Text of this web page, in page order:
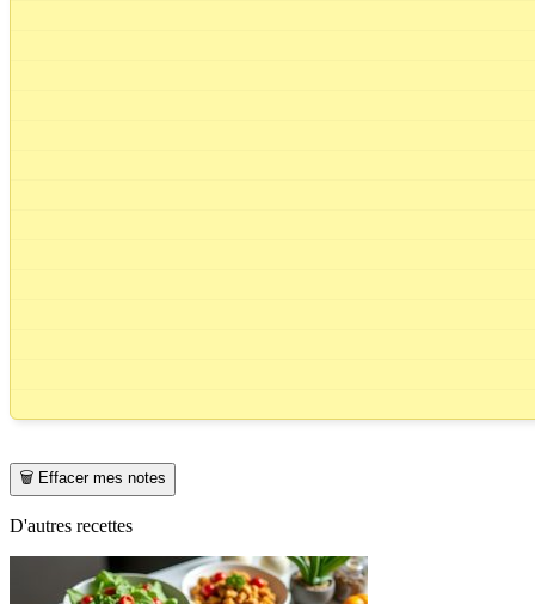
🗑️ Effacer mes notes
D'autres recettes